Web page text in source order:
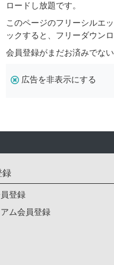
ロードし放題です。
このページのフリーシルエ
ックすると、フリーダウン
会員登録がまだお済みでない
広告を非表示にする
録
登録
ム会員登録